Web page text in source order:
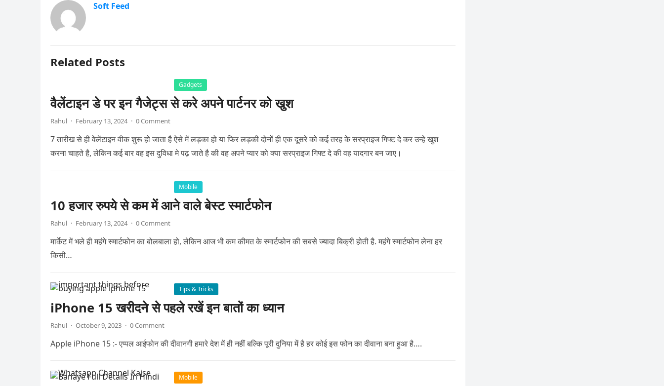
Soft Feed
Related Posts
Gadgets
वैलेंटाइन डे पर इन गैजेट्स से करे अपने पार्टनर को खुश
Rahul · February 13, 2024 · 0 Comment
7 तारीख से ही वेलेंटाइन वीक शुरू हो जाता है ऐसे में लड़का हो या फिर लड़की दोनों ही एक दूसरे को कई तरह के सरप्राइज गिफ्ट दे कर उन्हे खुश
करना चाहते है, लेकिन कई बार वह इस दुविधा मे पढ़ जाते है की वह अपने प्यार को क्या सरप्राइज गिफ्ट दे की वह यादगार बन जाए।
Mobile
10 हजार रुपये से कम में आने वाले बेस्ट स्मार्टफोन
Rahul · February 13, 2024 · 0 Comment
मार्केट में भले ही महंगे स्मार्टफोन का बोलबाला हो, लेकिन आज भी कम कीमत के स्मार्टफोन की सबसे ज्यादा बिक्री होती है. महंगे स्मार्टफोन लेना हर
किसी…
Tips & Tricks
iPhone 15 खरीदने से पहले रखें इन बातों का ध्यान
Rahul · October 9, 2023 · 0 Comment
Apple iPhone 15 :- एप्पल आईफोन की दीवानगी हमारे देश में ही नहीं बल्कि पूरी दुनिया में है हर कोई इस फोन का दीवाना बना हुआ है….
Mobile